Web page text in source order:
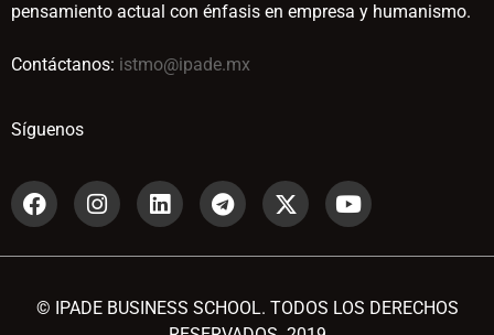
pensamiento actual con énfasis en empresa y humanismo.
Contáctanos: istmo@ipade.mx
Síguenos
© IPADE BUSINESS SCHOOL. TODOS LOS DERECHOS